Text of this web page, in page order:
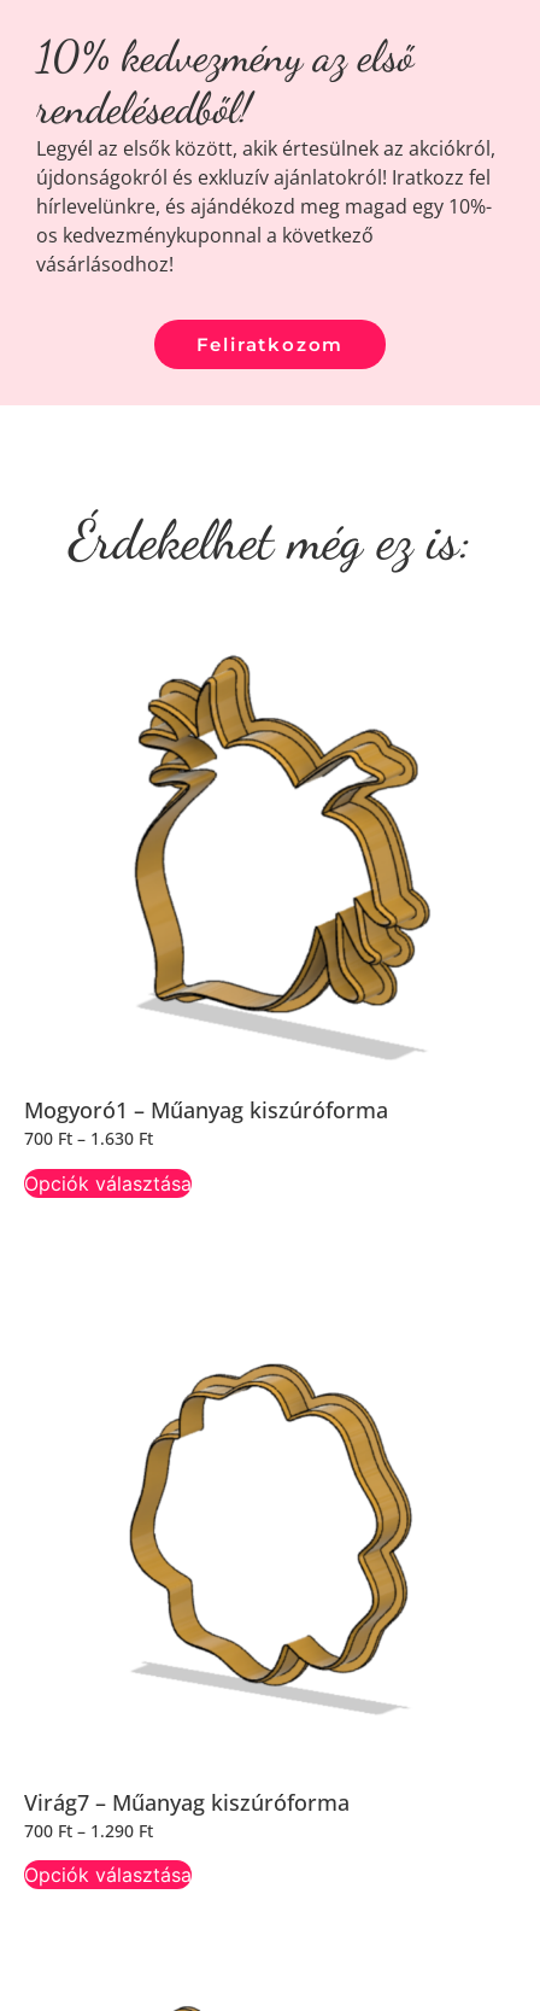
10% kedvezmény az első
rendelésedből!
Legyél az elsők között, akik értesülnek az akciókról,
újdonságokról és exkluzív ajánlatokról! Iratkozz fel
hírlevelünkre, és ajándékozd meg magad egy 10%-
os kedvezménykuponnal a következő
vásárlásodhoz!
Feliratkozom
Érdekelhet még ez is:
Mogyoró1 – Műanyag kiszúróforma
700 Ft – 1.630 Ft
Opciók választása
Virág7 – Műanyag kiszúróforma
700 Ft – 1.290 Ft
Opciók választása